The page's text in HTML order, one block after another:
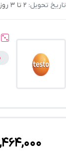
تاریخ تحویل: 2 تا 3 روز کاری
13,464,000